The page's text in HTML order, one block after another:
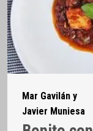
Mar Gavilán y
Javier Muniesa